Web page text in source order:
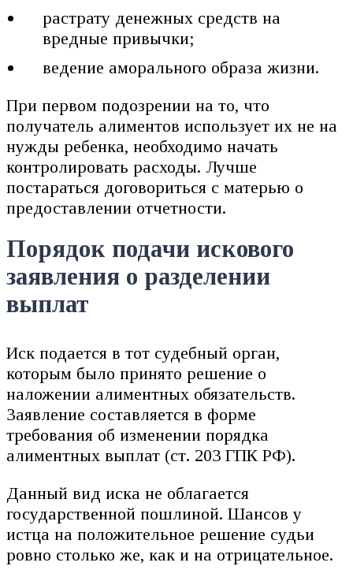
растрату денежных средств на
вредные привычки;
ведение аморального образа жизни.
При первом подозрении на то, что
получатель алиментов использует их не на
нужды ребенка, необходимо начать
контролировать расходы. Лучше
постараться договориться с матерью о
предоставлении отчетности.
Порядок подачи искового
заявления о разделении
выплат
Иск подается в тот судебный орган,
которым было принято решение о
наложении алиментных обязательств.
Заявление составляется в форме
требования об изменении порядка
алиментных выплат (ст. 203 ГПК РФ).
Данный вид иска не облагается
государственной пошлиной. Шансов у
истца на положительное решение судьи
ровно столько же, как и на отрицательное.